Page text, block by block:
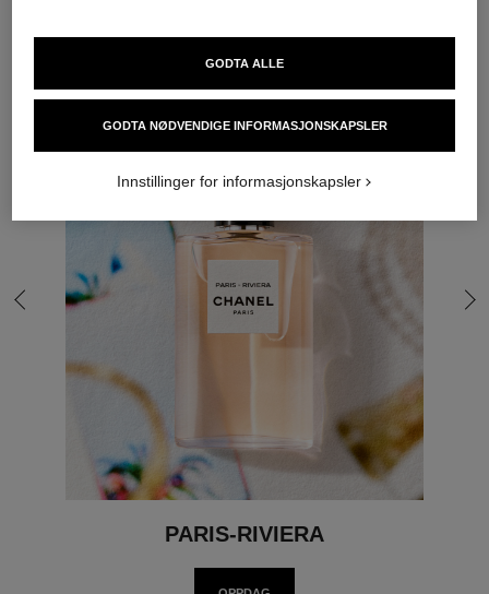
PARIS-RIVIERA
gå til siste lysbilde gå
GODTA NØDVENDIGE INFORMASJONSKAPSLER
GODTA ALLE
Innstillinger for informasjonskapsler